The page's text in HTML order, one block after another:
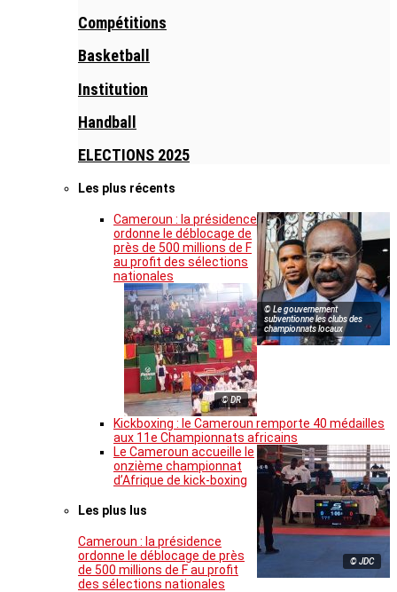
Compétitions
Basketball
Institution
Handball
ELECTIONS 2025
Les plus récents
© Le gouvernement
subventionne les clubs des
championnats locaux
Cameroun : la présidence
ordonne le déblocage de
près de 500 millions de F
au profit des sélections
nationales
© DR
Kickboxing : le Cameroun remporte 40 médailles
aux 11e Championnats africains
© JDC
Le Cameroun accueille le
onzième championnat
d’Afrique de kick-boxing
Les plus lus
Cameroun : la présidence
ordonne le déblocage de près
de 500 millions de F au profit
des sélections nationales